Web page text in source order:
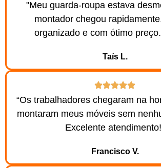
"Meu guarda-roupa estava
montador chegou
organizado e com ótimo
Taís L.
“Os trabalhadores chegaram na
montaram meus móveis sem
Excelente
Francisco V.